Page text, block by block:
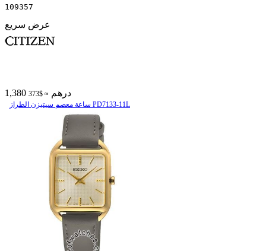
109357
عرض سريع
1,380 درهم ≈ $373
ساعة معصم سیتیزن الطراز PD7133-11L